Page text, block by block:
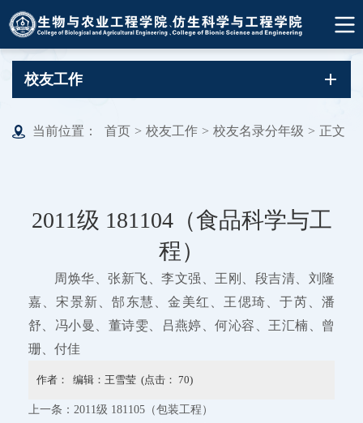
校友工作
当前位置： 首页 > 校友工作 > 校友名录分年级 > 正文
2011级 181104（食品科学与工
程）
周焕华、张新飞、李文强、王刚、段吉清、刘隆
嘉、宋景新、郜东慧、金美红、王偲琦、于芮、潘
舒、冯小曼、董诗雯、吕燕婷、何沁容、王汇楠、曾
珊、付佳
作者： 编辑：王雪莹 (点击： 70)
上一条： 2011级 181105（包装工程）